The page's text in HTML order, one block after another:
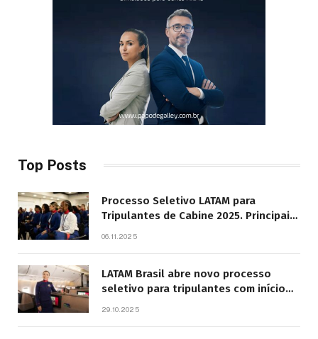
Top Posts
Processo Seletivo LATAM para
Tripulantes de Cabine 2025. Principais
06.11.2025
LATAM Brasil abre novo processo
seletivo para tripulantes com início
29.10.2025